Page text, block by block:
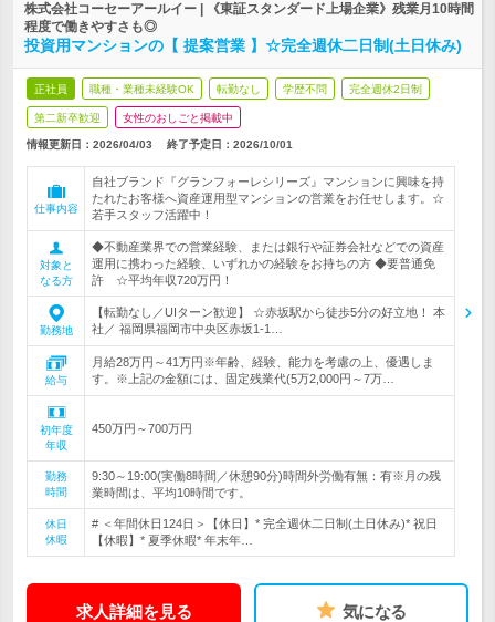
株式会社コーセーアールイー | 《東証スタンダード上場企業》残業月10時間
程度で働きやすさも◎
投資用マンションの【 提案営業 】☆完全週休二日制(土日休み)
正社員 職種・業種未経験OK 転勤なし 学歴不問 完全週休2日制
第二新卒歓迎 女性のおしごと掲載中
情報更新日：2026/04/03 終了予定日： 2026/10/01
仕事内容
自社ブランド『グランフォーレシリーズ』マンションに興味を持
たれたお客様へ資産運用型マンションの営業をお任せします。☆
若手スタッフ活躍中！
対象と
なる方
◆不動産業界での営業経験、または銀行や証券会社などでの資産
運用に携わった経験、いずれかの経験をお持ちの方 ◆要普通免
許 ☆平均年収720万円！
勤務地
【転勤なし／UIターン歓迎】 ☆赤坂駅から徒歩5分の好立地！ 本
社／ 福岡県福岡市中央区赤坂1-1…
給与
月給28万円～41万円※年齢、経験、能力を考慮の上、優遇しま
す。※上記の金額には、固定残業代(5万2,000円～7万…
初年度
年収
450万円～700万円
勤務
時間
9:30～19:00(実働8時間／休憩90分)時間外労働有無：有※月の残
業時間は、平均10時間です。
休日
休暇
# ＜年間休日124日＞【休日】* 完全週休二日制(土日休み)* 祝日
【休暇】* 夏季休暇* 年末年…
求人詳細を見る 気になる